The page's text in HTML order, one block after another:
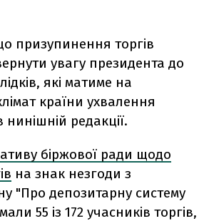
призупинення торгів
увагу президента до
які матиме на
країни ухвалення
редакції.
біржової ради щодо
на знак незгоди з
"Про депозитарну систему
55 із 172 учасників торгів,